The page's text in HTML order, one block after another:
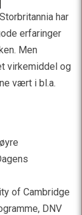
har
erfaringer
Men
virkemiddel og
vært i bl.a.
of Cambridge
DNV